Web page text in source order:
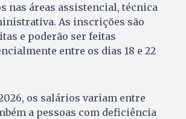
nas áreas assistencial, técnica
As inscrições são
e poderão ser feitas
entre os dias 18 e 22
os salários variam entre
a pessoas com deficiência